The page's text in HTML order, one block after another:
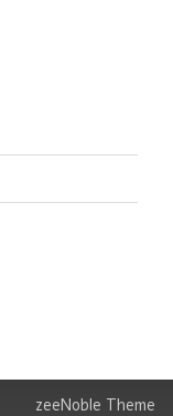
zeeNoble Theme